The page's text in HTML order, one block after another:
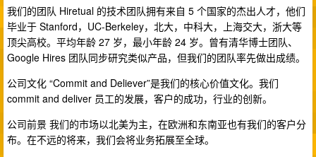
我们的团队 Hiretual 的技术团队拥有来自 5 个国家的杰出人才，他们
毕业于 Stanford，UC-Berkeley，北大，中科大，上海交大，浙大等
顶尖高校。平均年龄 27 岁，最小年龄 24 岁。曾有清华博士团队、
Google Hires 团队同步研究类似产品，但我们的团队率先做出成绩。
公司文化 “Commit and Deliever”是我们的核心价值文化。我们
commit and deliver 员工的发展，客户的成功，行业的创新。
公司前景 我们的市场以北美为主，在欧洲和东南亚也有我们的客户分
布。在不远的将来，我们会将业务拓展至全球。